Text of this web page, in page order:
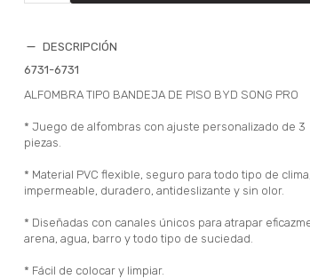
DESCRIPCIÓN
6731-6731
ALFOMBRA TIPO BANDEJA DE PISO BYD SONG PRO
* Juego de alfombras con ajuste personalizado de 3
piezas.
* Material PVC flexible, seguro para todo tipo de clima,
impermeable, duradero, antideslizante y sin olor.
* Diseñadas con canales únicos para atrapar
arena, agua, barro y todo tipo de suciedad.
* Fácil de colocar y limpiar.